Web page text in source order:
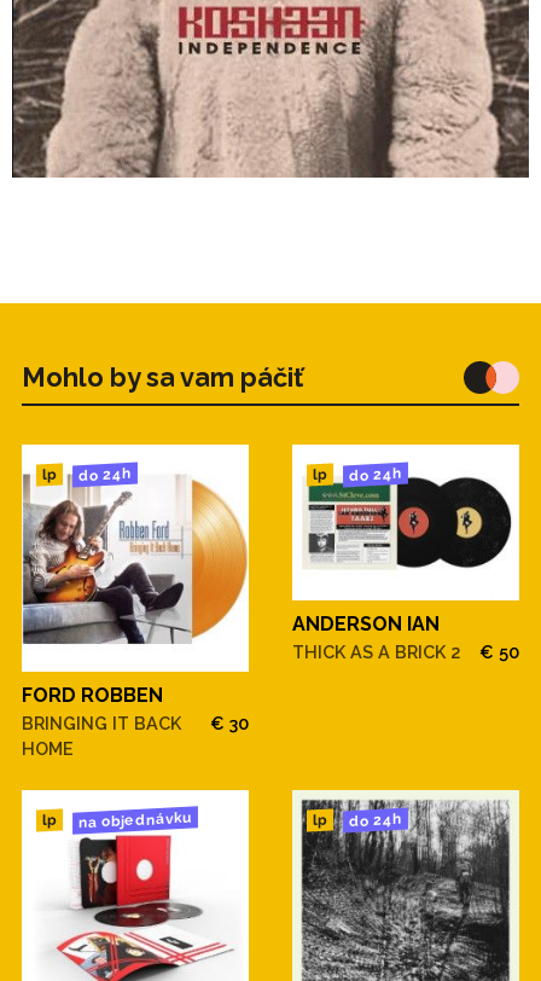
Mohlo by sa vam páčiť
lp do 24h
FORD ROBBEN
BRINGING IT BACK
HOME
€ 30
lp do 24h
ANDERSON IAN
THICK AS A BRICK 2 € 50
lp na objednávku lp do 24h